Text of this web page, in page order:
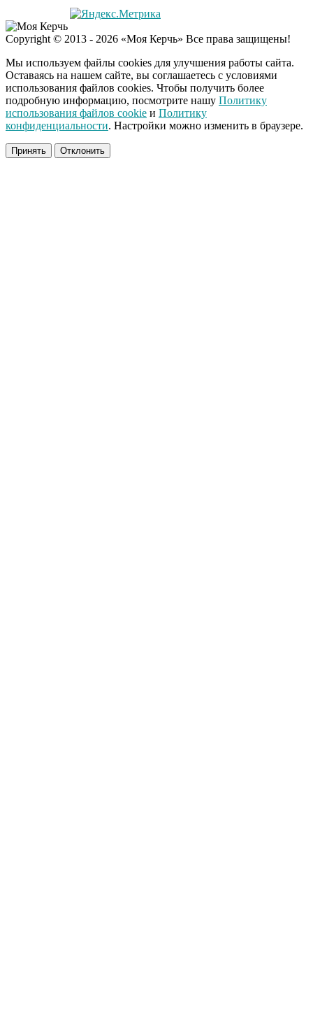
Copyright © 2013 - 2026 «Моя Керчь» Все права защищены!
Мы используем файлы cookies для улучшения работы сайта.
Оставаясь на нашем сайте, вы соглашаетесь с условиями
использования файлов cookies. Чтобы получить более
подробную информацию, посмотрите нашу Политику
использования файлов cookie и Политику
конфиденциальности. Настройки можно изменить в браузере.
Принять Отклонить